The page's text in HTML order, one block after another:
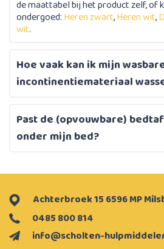
de maattabel bij het product zelf, of
ondergoed: Heren zwart,Heren wit,
wit.
Hoe vaak kan ik mijn
incontinentiemateriaal
Past de (opvouwbare)
onder mijn bed?
info@scholten-
0485 800 814
Achterbroek 15 6596 MP